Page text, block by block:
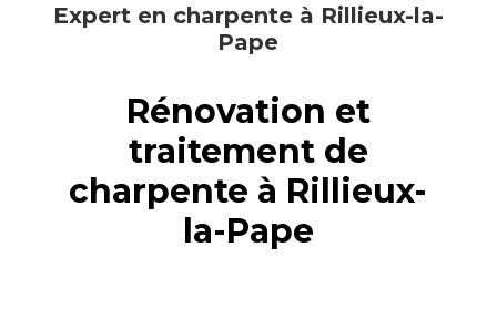
Expert en charpente à Rillieux-la-
Pape
Rénovation et
traitement de
charpente à Rillieux-
la-Pape